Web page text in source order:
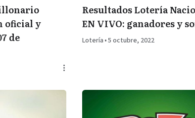
oficial y
de
Resultados Lotería
EN VIVO: ganadores y
Lotería •5 octubre, 2022